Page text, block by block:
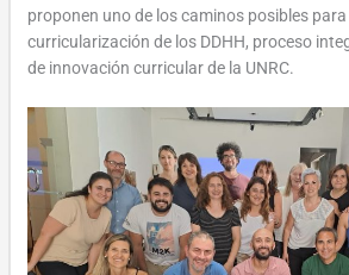
proponen uno de los caminos posibles
curricularización de los DDHH, proceso
de innovación curricular de la UNRC.